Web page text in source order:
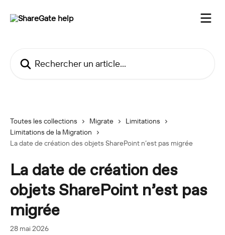
Toutes les collections Migrate
Limitations
Limitations de la Migration
La date de création des objets SharePoint n’est pas migrée
La date de création des
objets SharePoint n’est pas
migrée
28 mai 2026